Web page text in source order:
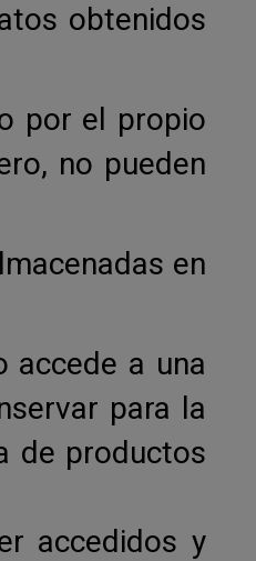
obtenidos
por el propio
no pueden
en
accede a una
para la
de productos
accedidos y